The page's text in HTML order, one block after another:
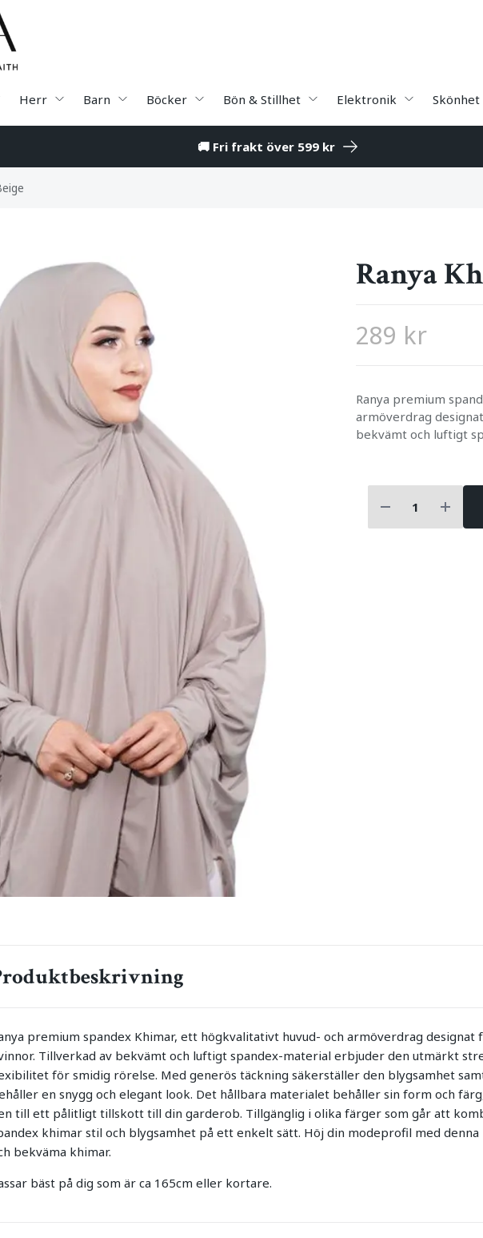
Herr Barn Böcker Bön & Stillhet Elektronik Skönhet
🚚 Fri frakt över 599 kr
Ranya
289 kr
Ranya premium
armöverdrag
bekvämt och luftigt
premium spandex Khimar, ett högkvalitativt huvud- och armöverdrag designat
Tillverkad av bekvämt och luftigt spandex-material erbjuder den utmärkt
för smidig rörelse. Med generös täckning säkerställer den blygsamhet
en snygg och elegant look. Det hållbara materialet behåller sin form och
till ett pålitligt tillskott till din garderob. Tillgänglig i olika färger som går att
khimar stil och blygsamhet på ett enkelt sätt. Höj din modeprofil med denna
bekväma khimar.
bäst på dig som är ca 165cm eller kortare.